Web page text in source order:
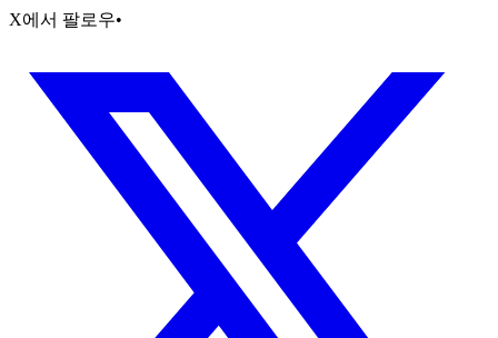
X에서 팔로우•